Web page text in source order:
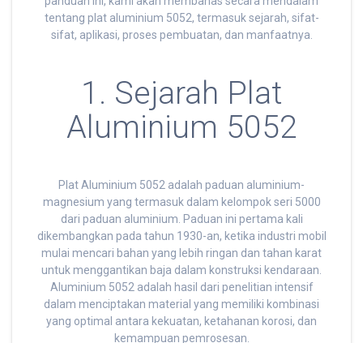
tentang plat aluminium 5052, termasuk sejarah, sifat-
sifat, aplikasi, proses pembuatan, dan manfaatnya.
1. Sejarah Plat
Aluminium 5052
Plat Aluminium 5052 adalah paduan aluminium-
magnesium yang termasuk dalam kelompok seri 5000
dari paduan aluminium. Paduan ini pertama kali
dikembangkan pada tahun 1930-an, ketika industri mobil
mulai mencari bahan yang lebih ringan dan tahan karat
untuk menggantikan baja dalam konstruksi kendaraan.
Aluminium 5052 adalah hasil dari penelitian intensif
dalam menciptakan material yang memiliki kombinasi
yang optimal antara kekuatan, ketahanan korosi, dan
kemampuan pemrosesan.